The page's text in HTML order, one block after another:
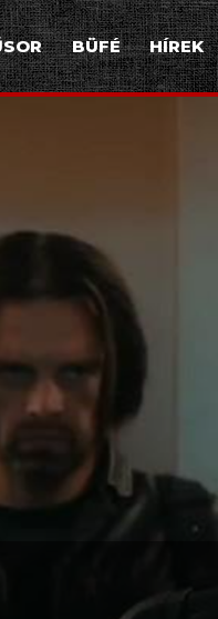
BÜFÉ HÍREK